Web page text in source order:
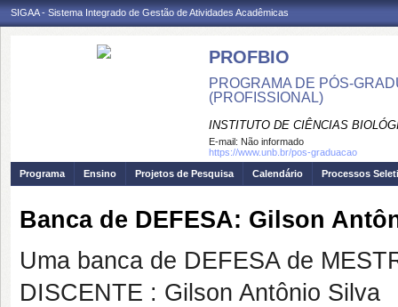
SIGAA - Sistema Integrado de Gestão de Atividades Acadêmicas
PROFBIO
PROGRAMA DE PÓS-
(PROFISSIONAL)
INSTITUTO DE CIÊNCIAS
E-mail: Não informado
https://www.unb.br/pos-graduacao
Programa
Ensino Projetos de Pesquisa Calendário Processos
Banca de DEFESA: Gilson
Uma banca de DEFESA de
DISCENTE : Gilson Antônio Silva